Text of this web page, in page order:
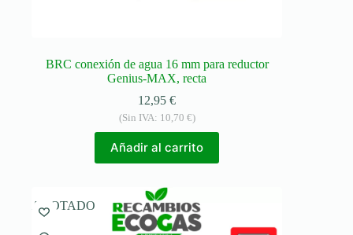
BRC conexión de agua 16 mm para reductor
Genius-MAX, recta
12,95€
(Sin IVA: 10,70 €)
Añadir al carrito
AGOTADO